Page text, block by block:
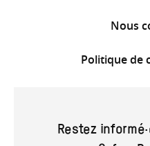
Nous
Politique de
Restez